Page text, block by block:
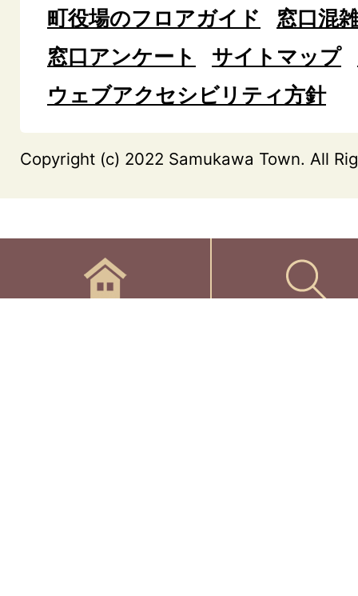
町役場のフロアガイド
窓口混
窓口アンケート
サイトマップ
ウェブアクセシビリティ方針
Copyright (c) 2022 Samukawa Town. All